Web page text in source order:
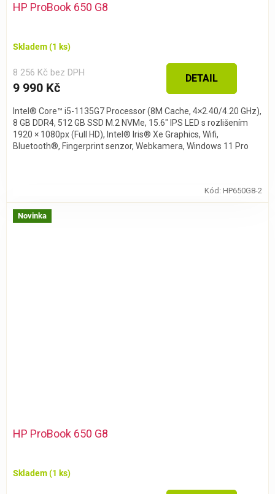
HP ProBook 650 G8
Skladem(1 ks)
8 256 Kč bez DPH
9 990 Kč
DETAIL
Intel® Core™ i5-1135G7 Processor (8M Cache, 4×2.40/4.20 GHz),
8 GB DDR4, 512 GB SSD M.2 NVMe, 15.6″ IPS LED s rozlišením
1920 × 1080px (Full HD), Intel® Iris® Xe Graphics, Wifi,
Bluetooth®, Fingerprint senzor, Webkamera, Windows 11 Pro
Kód: HP650G8-2
Novinka
HP ProBook 650 G8
Skladem(1 ks)